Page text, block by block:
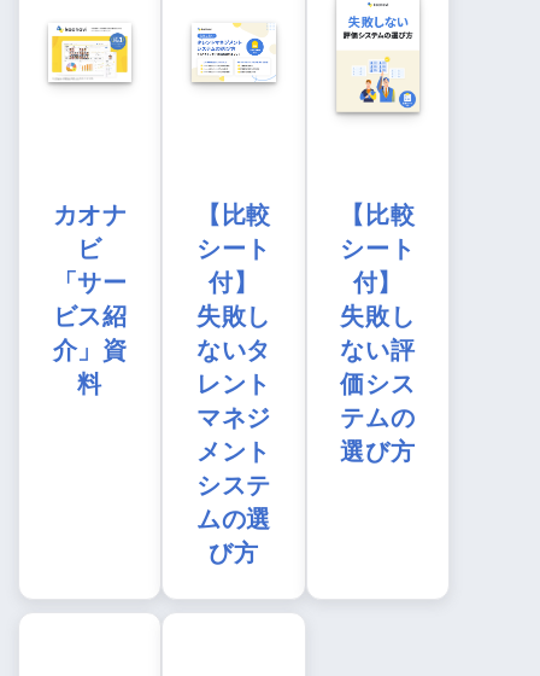
カオナ
ビ
「サー
ビス紹
介」資
料
【比較
シート
付】
失敗し
ないタ
レント
マネジ
メント
システ
ムの選
び方
【比較
シート
付】
失敗し
ない評
価シス
テムの
選び方